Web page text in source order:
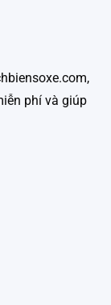
phí và giúp